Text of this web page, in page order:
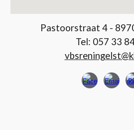
Pastoorstraat 4 -
Tel: 057 33